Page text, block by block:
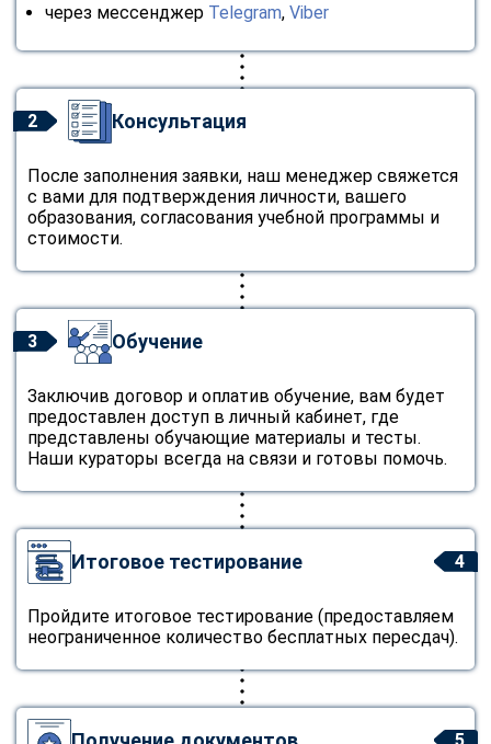
через мессенджер Telegram, Viber
2 Консультация
После заполнения заявки, наш менеджер свяжется
с вами для подтверждения личности, вашего
образования, согласования учебной программы и
стоимости.
3 Обучение
Заключив договор и оплатив обучение, вам будет
предоставлен доступ в личный кабинет, где
представлены обучающие материалы и тесты.
Наши кураторы всегда на связи и готовы помочь.
4
Итоговое тестирование
Пройдите итоговое тестирование (предоставляем
неограниченное количество бесплатных пересдач).